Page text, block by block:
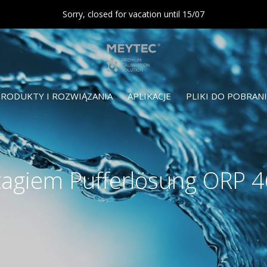
I ROZWIĄZANIA APLIKACJE PLIKI DO
Sorry, closed for vacation until 15/07
Pufferlösung ORP